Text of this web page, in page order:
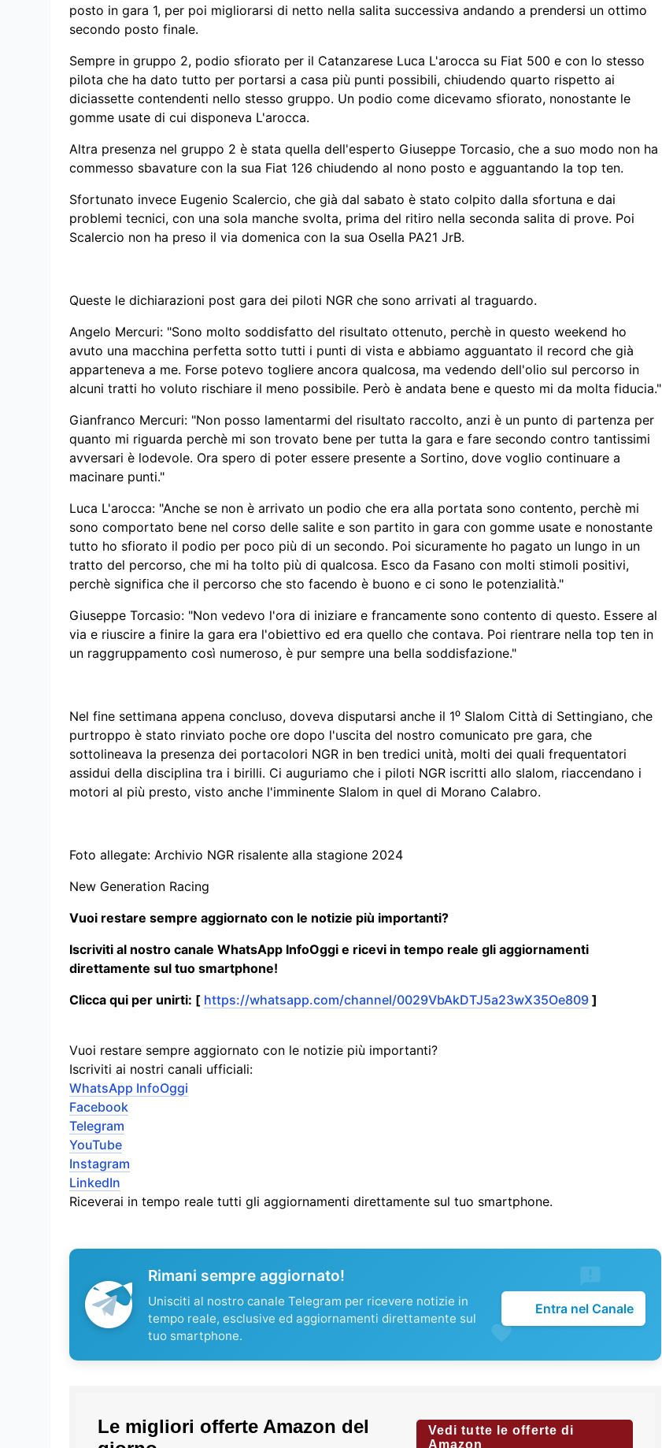
posto in gara 1, per poi migliorarsi di netto nella salita successiva andando a prendersi un ottimo
secondo posto finale.
Sempre in gruppo 2, podio sfiorato per il Catanzarese Luca L'arocca su Fiat 500 e con lo stesso
pilota che ha dato tutto per portarsi a casa più punti possibili, chiudendo quarto rispetto ai
diciassette contendenti nello stesso gruppo. Un podio come dicevamo sfiorato, nonostante le
gomme usate di cui disponeva L'arocca.
Altra presenza nel gruppo 2 è stata quella dell'esperto Giuseppe Torcasio, che a suo modo non ha
commesso sbavature con la sua Fiat 126 chiudendo al nono posto e agguantando la top ten.
Sfortunato invece Eugenio Scalercio, che già dal sabato è stato colpito dalla sfortuna e dai
problemi tecnici, con una sola manche svolta, prima del ritiro nella seconda salita di prove. Poi
Scalercio non ha preso il via domenica con la sua Osella PA21 JrB.
Queste le dichiarazioni post gara dei piloti NGR che sono arrivati al traguardo.
Angelo Mercuri: "Sono molto soddisfatto del risultato ottenuto, perchè in questo weekend ho
avuto una macchina perfetta sotto tutti i punti di vista e abbiamo agguantato il record che già
apparteneva a me. Forse potevo togliere ancora qualcosa, ma vedendo dell'olio sul percorso in
alcuni tratti ho voluto rischiare il meno possibile. Però è andata bene e questo mi da molta fiducia."
Gianfranco Mercuri: "Non posso lamentarmi del risultato raccolto, anzi è un punto di partenza per
quanto mi riguarda perchè mi son trovato bene per tutta la gara e fare secondo contro tantissimi
avversari è lodevole. Ora spero di poter essere presente a Sortino, dove voglio continuare a
macinare punti."
Luca L'arocca: "Anche se non è arrivato un podio che era alla portata sono contento, perchè mi
sono comportato bene nel corso delle salite e son partito in gara con gomme usate e nonostante
tutto ho sfiorato il podio per poco più di un secondo. Poi sicuramente ho pagato un lungo in un
tratto del percorso, che mi ha tolto più di qualcosa. Esco da Fasano con molti stimoli positivi,
perchè significa che il percorso che sto facendo è buono e ci sono le potenzialità."
Giuseppe Torcasio: "Non vedevo l'ora di iniziare e francamente sono contento di questo. Essere al
via e riuscire a finire la gara era l'obiettivo ed era quello che contava. Poi rientrare nella top ten in
un raggruppamento così numeroso, è pur sempre una bella soddisfazione."
Nel fine settimana appena concluso, doveva disputarsi anche il 1⁰ Slalom Città di Settingiano, che
purtroppo è stato rinviato poche ore dopo l'uscita del nostro comunicato pre gara, che
sottolineava la presenza dei portacolori NGR in ben tredici unità, molti dei quali frequentatori
assidui della disciplina tra i birilli. Ci auguriamo che i piloti NGR iscritti allo slalom, riaccendano i
motori al più presto, visto anche l'imminente Slalom in quel di Morano Calabro.
Foto allegate: Archivio NGR risalente alla stagione 2024
New Generation Racing
Vuoi restare sempre aggiornato con le notizie più importanti?
Iscriviti al nostro canale WhatsApp InfoOggi e ricevi in tempo reale gli aggiornamenti
direttamente sul tuo smartphone!
Clicca qui per unirti: [ https://whatsapp.com/channel/0029VbAkDTJ5a23wX35Oe809 ]
Vuoi restare sempre aggiornato con le notizie più importanti?
Iscriviti ai nostri canali ufficiali:
WhatsApp InfoOggi
Facebook
Telegram
YouTube
Instagram
LinkedIn
Riceverai in tempo reale tutti gli aggiornamenti direttamente sul tuo smartphone.
Rimani sempre aggiornato!
Unisciti al nostro canale Telegram per ricevere notizie in
tempo reale, esclusive ed aggiornamenti direttamente sul
tuo smartphone.
Entra nel Canale